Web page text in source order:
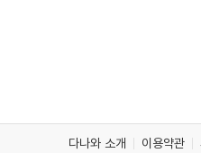
다나와 소개 이용약관